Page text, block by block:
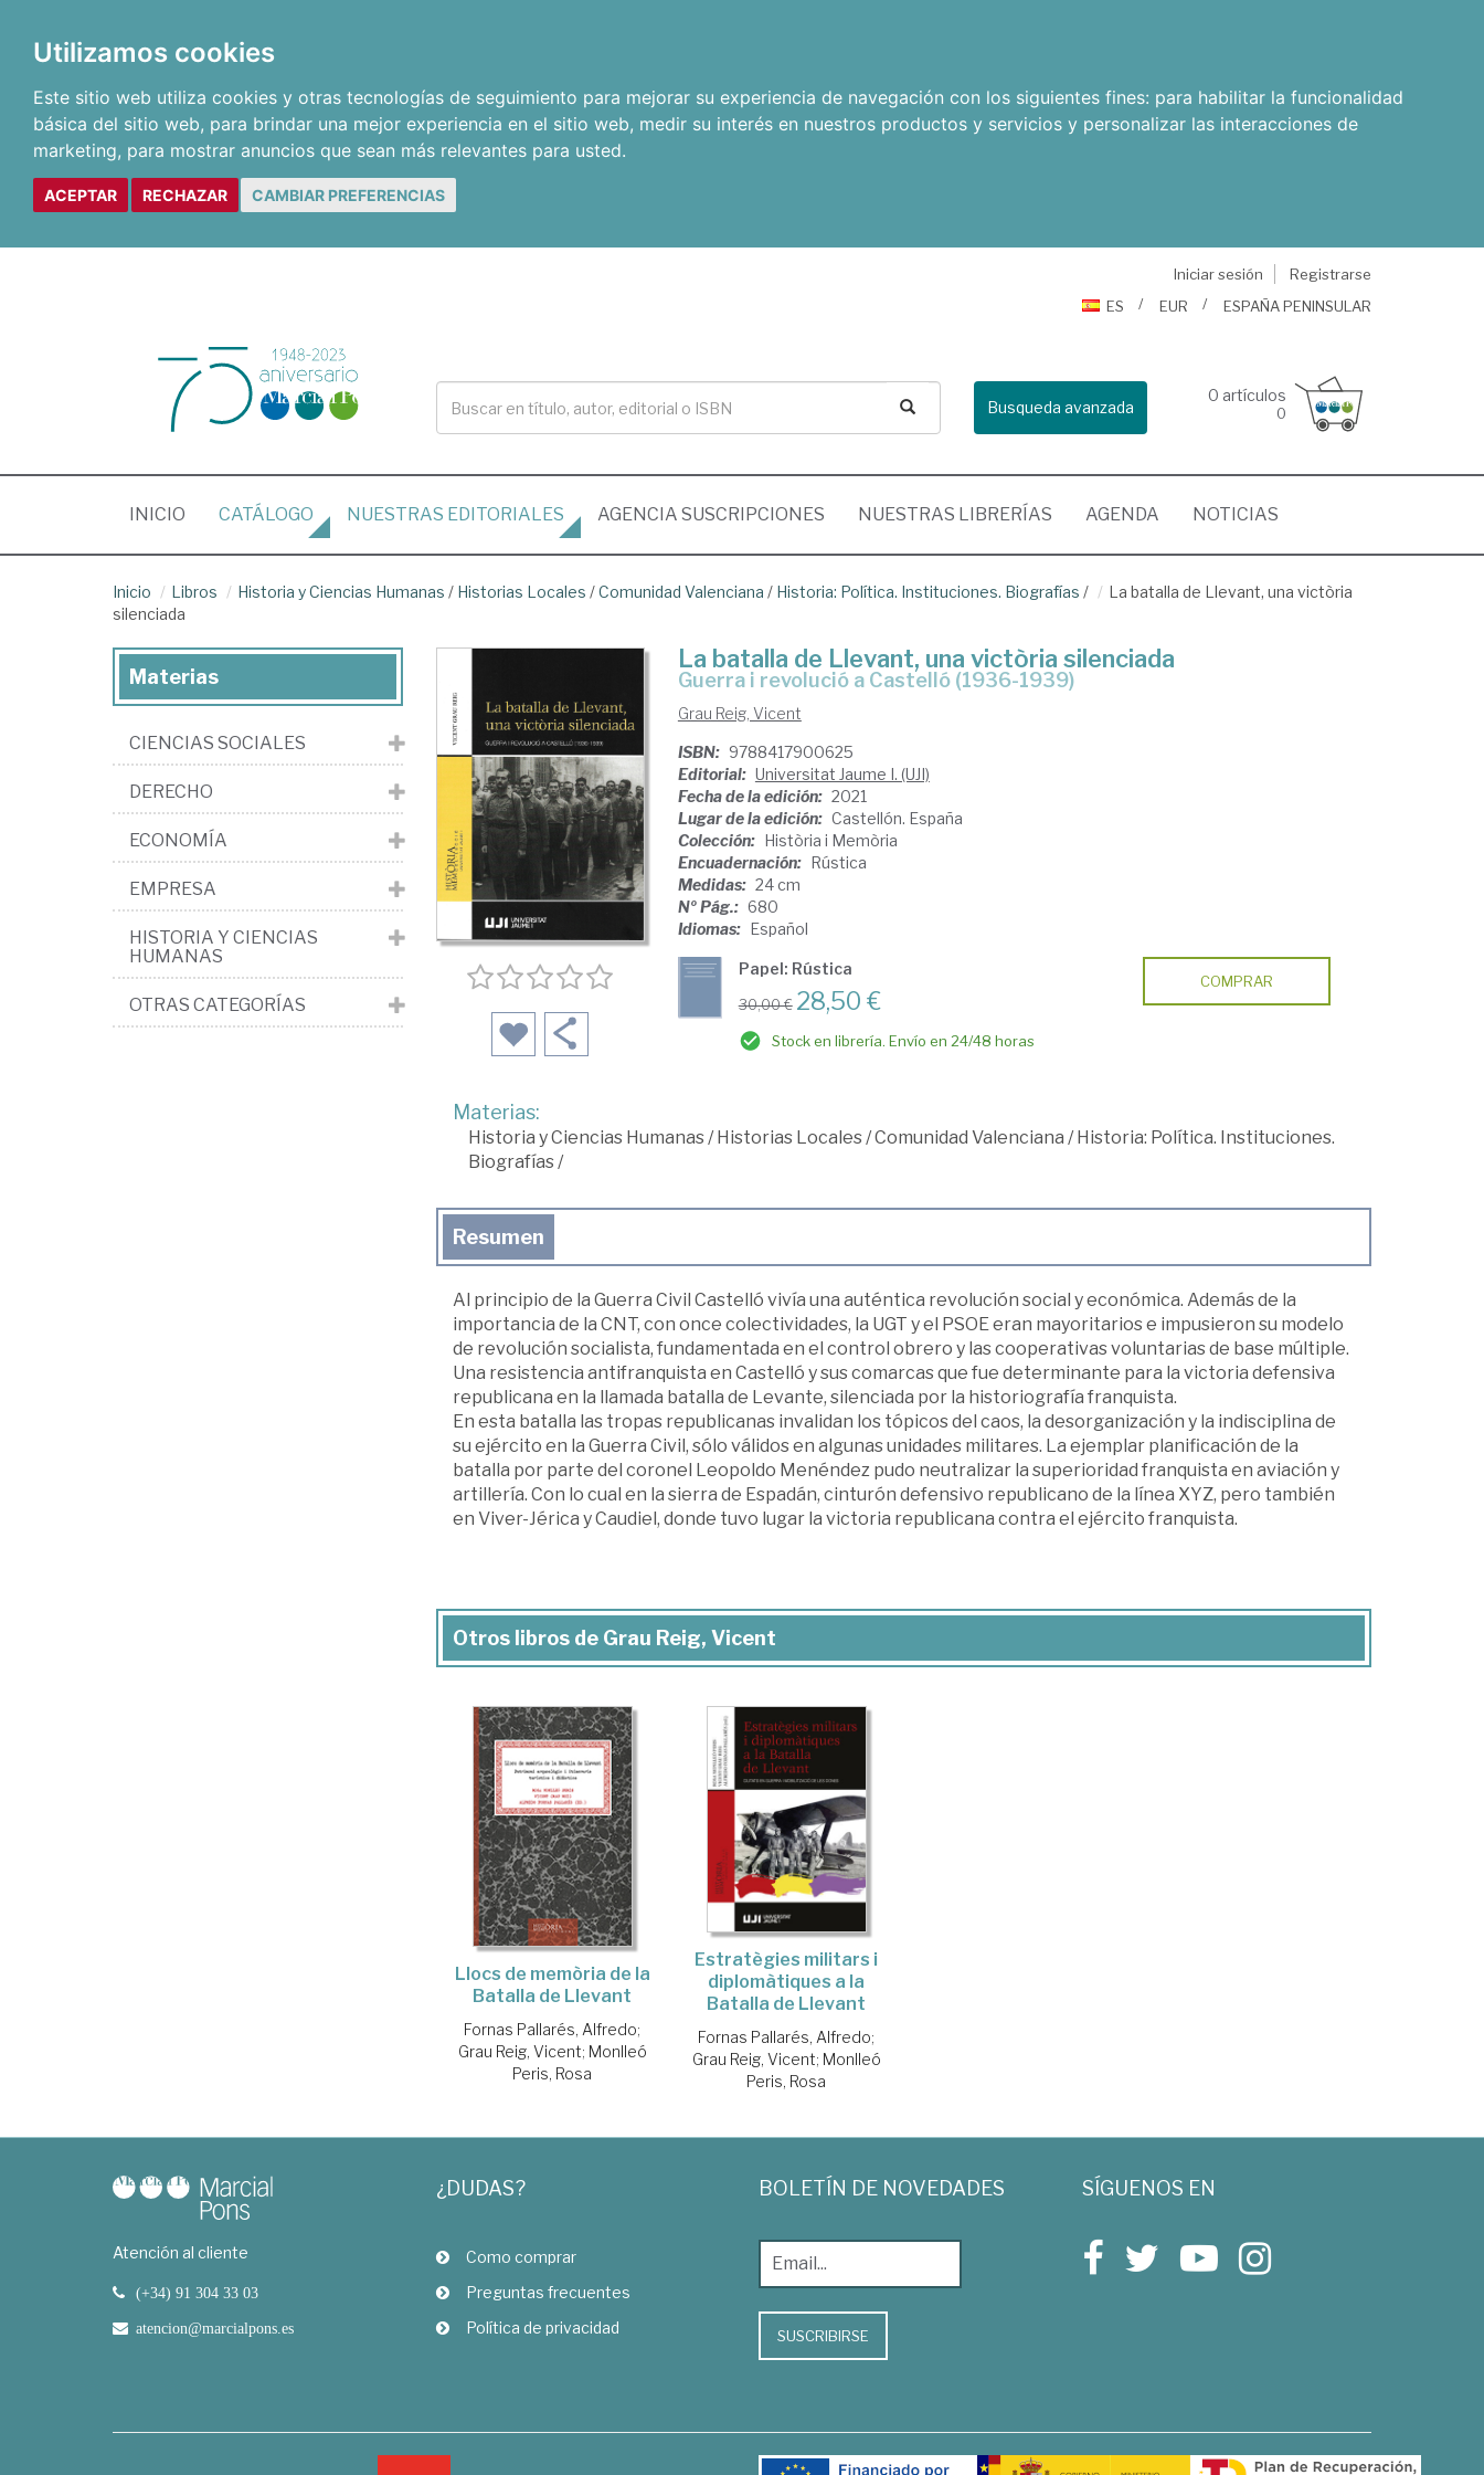
Utilizamos cookies
Este sitio web utiliza cookies y otras tecnologías de seguimiento para mejorar su experiencia de navegación con los siguientes fines: para habilitar la funcionalidad
básica del sitio web, para brindar una mejor experiencia en el sitio web, medir su interés en nuestros productos y servicios y personalizar las interacciones de
marketing, para mostrar anuncios que sean más relevantes para usted.
ACEPTAR RECHAZAR CAMBIAR PREFERENCIAS
Iniciar sesión
Registrarse
ES
EUR ESPAÑA PENINSULAR
Busqueda avanzada
0 artículos
0
INICIO (CURRENT)
CATÁLOGO NUESTRAS EDITORIALES AGENCIA SUSCRIPCIONES NUESTRAS LIBRERÍAS AGENDA NOTICIAS
Inicio Libros Historia y Ciencias Humanas / Historias Locales /Comunidad Valenciana / Historia: Política. Instituciones. Biografías /
La batalla de Llevant, una victòria
silenciada
La batalla de Llevant, una victòria silenciada
Guerra i revolució a Castelló (1936-1939)
Grau Reig, Vicent
ISBN: 9788417900625
Editorial: Universitat Jaume I. (UJI)
Fecha de la edición: 2021
Lugar de la edición: Castellón. España
Colección: Història i Memòria
Encuadernación: Rústica
Medidas: 24 cm
Nº Pág.: 680
Idiomas: Español
Papel: Rústica
30,00 € 28,50 €
Stock en librería. Envío en 24/48 horas
COMPRAR
Materias:
Historia y Ciencias Humanas/Historias Locales/Comunidad Valenciana /Historia: Política. Instituciones.
Biografías/
Resumen
Al principio de la Guerra Civil Castelló vivía una auténtica revolución social y económica. Además de la
importancia de la CNT, con once colectividades, la UGT y el PSOE eran mayoritarios e impusieron su modelo
de revolución socialista, fundamentada en el control obrero y las cooperativas voluntarias de base múltiple.
Una resistencia antifranquista en Castelló y sus comarcas que fue determinante para la victoria defensiva
republicana en la llamada batalla de Levante, silenciada por la historiografía franquista.
En esta batalla las tropas republicanas invalidan los tópicos del caos, la desorganización y la indisciplina de
su ejército en la Guerra Civil, sólo válidos en algunas unidades militares. La ejemplar planificación de la
batalla por parte del coronel Leopoldo Menéndez pudo neutralizar la superioridad franquista en aviación y
artillería. Con lo cual en la sierra de Espadán, cinturón defensivo republicano de la línea XYZ, pero también
en Viver-Jérica y Caudiel, donde tuvo lugar la victoria republicana contra el ejército franquista.
Otros libros de Grau Reig, Vicent
Llocs de memòria de la
Batalla de Llevant
Fornas Pallarés, Alfredo;
Grau Reig, Vicent; Monlleó
Peris, Rosa
Estratègies militars i
diplomàtiques a la
Batalla de Llevant
Fornas Pallarés, Alfredo;
Grau Reig, Vicent; Monlleó
Peris, Rosa
Materias
CIENCIAS SOCIALES
DERECHO
ECONOMÍA
EMPRESA
HISTORIA Y CIENCIAS
HUMANAS
OTRAS CATEGORÍAS
Atención al cliente
(+34) 91 304 33 03
atencion@marcialpons.es
¿DUDAS?
Como comprar
Preguntas frecuentes
Política de privacidad
BOLETÍN DE NOVEDADES
SUSCRIBIRSE
SÍGUENOS EN